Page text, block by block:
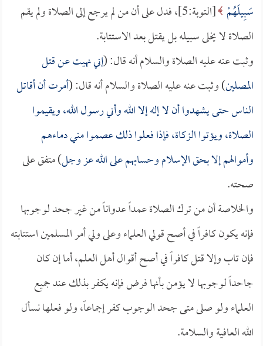
سَبِيلَهُمْ
[التوبة:5]، فدل على أن من لم يرجع إلى الصلاة ولم يقم
الصلاة لا يخلى سبيله بل يقتل بعد الاستتابة.
وثبت عنه عليه الصلاة والسلام أنه قال: (إني نهيت عن قتل
المصلين) وثبت عنه عليه الصلاة والسلام أنه قال: (أمرت أن أقاتل
الناس حتى يشهدوا أن لا إله إلا الله وأني رسول الله، ويقيموا
الصلاة، ويؤتوا الزكاة، فإذا فعلوا ذلك عصموا مني دماءهم
وأموالهم إلا بحق الإسلام وحسابهم على الله عز وجل) متفق على
صحته.
والخلاصة أن من ترك الصلاة عمداً عدواناً من غير جحد لوجوبها
فإنه يكون كافراً في أصح قولي العلماء وعلى ولي أمر المسلمين استتابته
فإن تاب وإلا قتل كافراً في أصح أقوال أهل العلم، أما إن كان
جاحداً لوجوبها لا يؤمن بأنها فرض فإنه يكفر بذلك عند جميع
العلماء ولو صلى متى جحد الوجوب كفر إجماعاً، ولو فعلها نسأل
الله العافية والسلامة.